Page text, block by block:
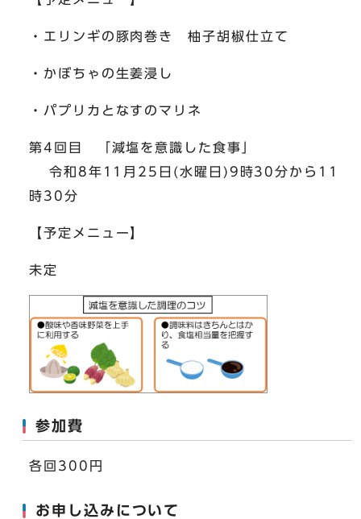
・エリンギの豚肉巻き 柚子胡椒仕立て
・かぼちゃの生姜浸し
・パプリカとなすのマリネ
第4回目 「減塩を意識した食事」
令和8年11月25日(水曜日)9時30分から11
時30分
【予定メニュー】
未定
参加費
各回300円
お申し込みについて